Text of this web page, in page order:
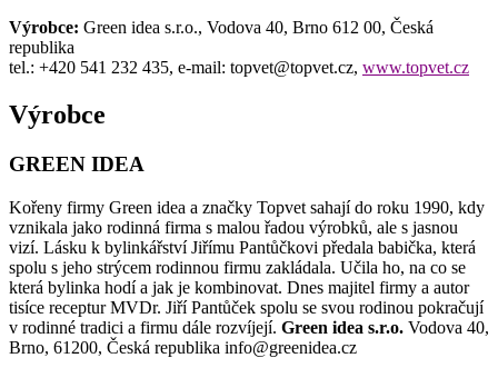
Výrobce: Green idea s.r.o., Vodova 40, Brno 612 00, Česká
republika
tel.: +420 541 232 435, e-mail: topvet@topvet.cz, www.topvet.cz
Výrobce
GREEN IDEA
Kořeny firmy Green idea a značky Topvet sahají do roku 1990, kdy
vznikala jako rodinná firma s malou řadou výrobků, ale s jasnou
vizí. Lásku k bylinkářství Jiřímu Pantůčkovi předala babička, která
spolu s jeho strýcem rodinnou firmu zakládala. Učila ho, na co se
která bylinka hodí a jak je kombinovat. Dnes majitel firmy a autor
tisíce receptur MVDr. Jiří Pantůček spolu se svou rodinou pokračují
v rodinné tradici a firmu dále rozvíjejí. Green idea s.r.o. Vodova 40,
Brno, 61200, Česká republika info@greenidea.cz